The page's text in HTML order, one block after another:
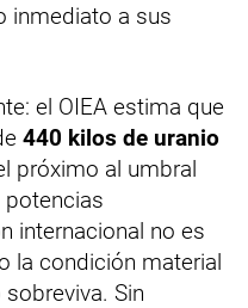
inmediato a sus
el OIEA estima que
440 kilos de uranio
próximo al umbral
internacional no es
la condición material
Sin